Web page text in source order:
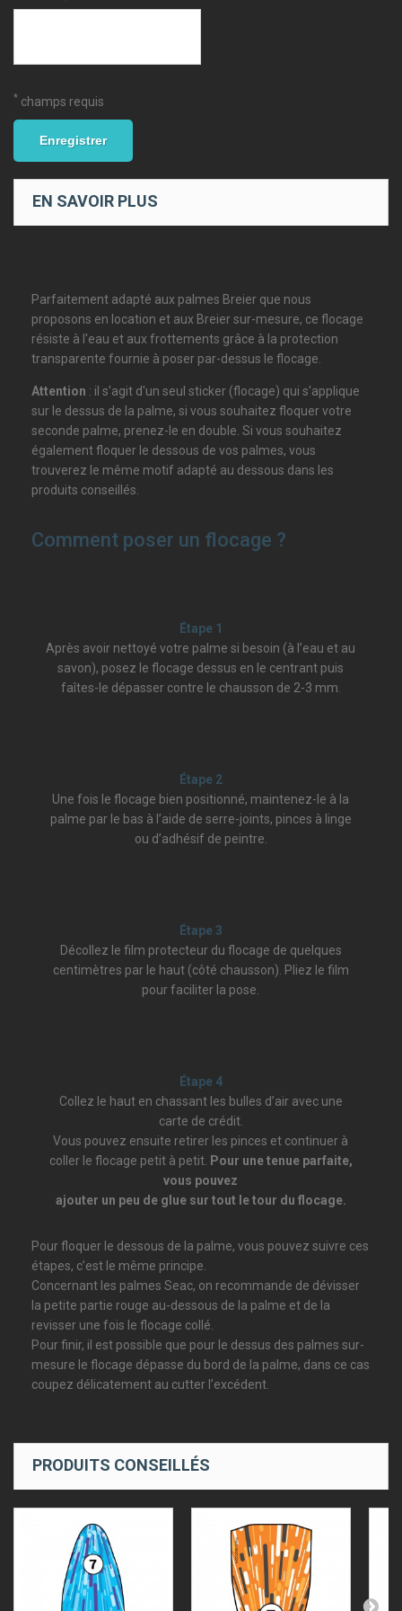
* champs requis
Enregistrer
EN SAVOIR PLUS
Parfaitement adapté aux palmes Breier que nous
proposons en location et aux Breier sur-mesure, ce flocage
résiste à l'eau et aux frottements grâce à la protection
transparente fournie à poser par-dessus le flocage.
Attention : il s'agit d'un seul sticker (flocage) qui s'applique
sur le dessus de la palme, si vous souhaitez floquer votre
seconde palme, prenez-le en double. Si vous souhaitez
également floquer le dessous de vos palmes, vous
trouverez le même motif adapté au dessous dans les
produits conseillés.
Comment poser un flocage ?
Étape 1
Après avoir nettoyé votre palme si besoin (à l’eau et au
savon), posez le flocage dessus en le centrant puis
faîtes-le dépasser contre le chausson de 2-3 mm.
Étape 2
Une fois le flocage bien positionné, maintenez-le à la
palme par le bas à l’aide de serre-joints, pinces à linge
ou d’adhésif de peintre.
Étape 3
Décollez le film protecteur du flocage de quelques
centimètres par le haut (côté chausson). Pliez le film
pour faciliter la pose.
Étape 4
Collez le haut en chassant les bulles d’air avec une
carte de crédit.
Vous pouvez ensuite retirer les pinces et continuer à
coller le flocage petit à petit. Pour une tenue parfaite,
vous pouvez
ajouter un peu de glue sur tout le tour du flocage.
Pour floquer le dessous de la palme, vous pouvez suivre ces
étapes, c’est le même principe.
Concernant les palmes Seac, on recommande de dévisser
la petite partie rouge au-dessous de la palme et de la
revisser une fois le flocage collé.
Pour finir, il est possible que pour le dessus des palmes sur-
mesure le flocage dépasse du bord de la palme, dans ce cas
coupez délicatement au cutter l’excédent.
PRODUITS CONSEILLÉS